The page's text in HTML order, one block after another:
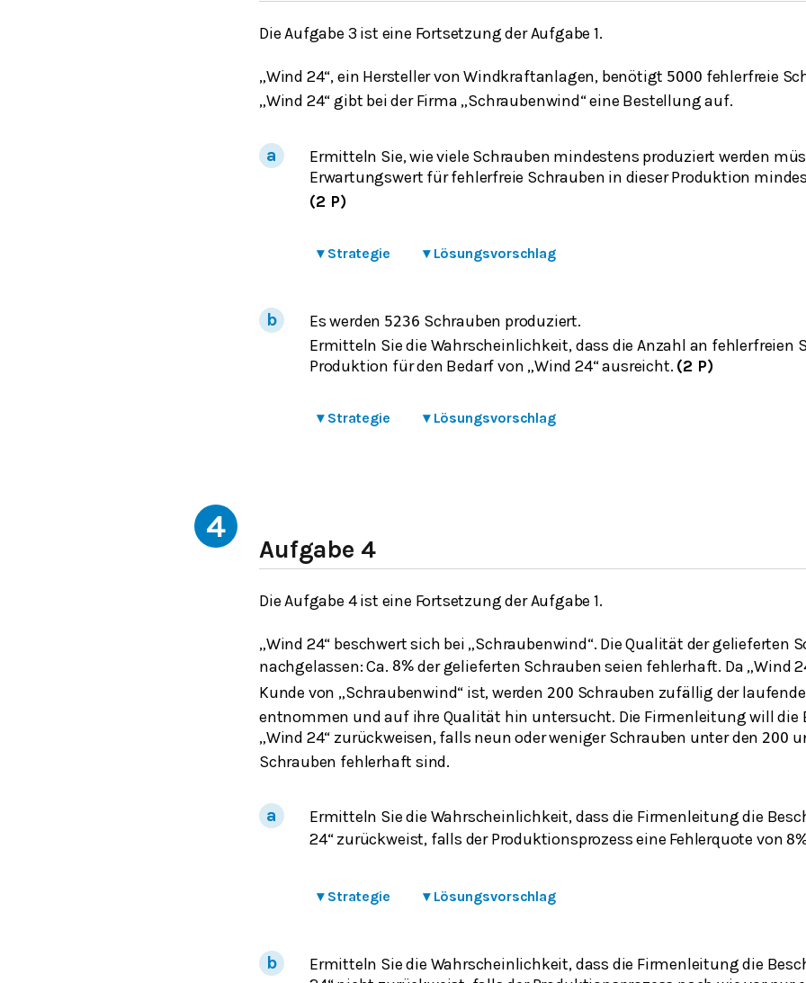
Die Aufgabe 3 ist eine Fortsetzung der Aufgabe 1.
„Wind 24“, ein Hersteller von Windkraftanlagen, benötigt 5000 fehlerfreie
„Wind 24“ gibt bei der Firma „Schraubenwind“ eine Bestellung auf.
Ermitteln Sie, wie viele Schrauben mindestens produziert werden
Erwartungswert für fehlerfreie Schrauben in dieser Produktion
(2 P)
▾ Strategie ▾ Lösungsvorschlag
Es werden 5236 Schrauben produziert.
Ermitteln Sie die Wahrscheinlichkeit, dass die Anzahl an fehlerfreien
Produktion für den Bedarf von „Wind 24“ ausreicht. (2 P)
▾ Strategie ▾ Lösungsvorschlag
4
Aufgabe 4
Die Aufgabe 4 ist eine Fortsetzung der Aufgabe 1.
„Wind 24“ beschwert sich bei „Schraubenwind“. Die Qualität der gelieferten
nachgelassen: Ca. 8% der gelieferten Schrauben seien fehlerhaft. Da „Wind
Kunde von „Schraubenwind“ ist, werden 200 Schrauben zufällig der
entnommen und auf ihre Qualität hin untersucht. Die Firmenleitung will die
„Wind 24“ zurückweisen, falls neun oder weniger Schrauben unter den 200
Schrauben fehlerhaft sind.
Ermitteln Sie die Wahrscheinlichkeit, dass die Firmenleitung die
24“ zurückweist, falls der Produktionsprozess eine Fehlerquote von8
▾ Strategie ▾ Lösungsvorschlag
Ermitteln Sie die Wahrscheinlichkeit, dass die Firmenleitung die